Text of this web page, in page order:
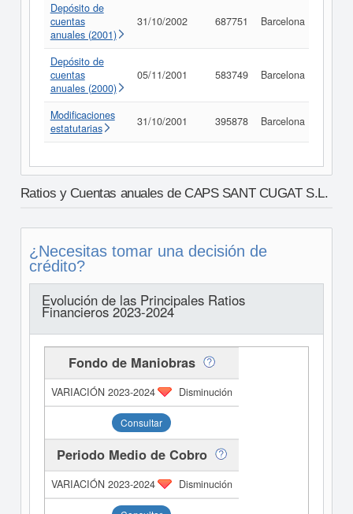
Depósito de
cuentas
anuales (2001)
31/10/2002 687751 Barcelona
Depósito de
cuentas
anuales (2000)
05/11/2001 583749 Barcelona
Modificaciones
estatutarias
31/10/2001 395878 Barcelona
Ratios y Cuentas anuales de CAPS SANT CUGAT S.L.
¿Necesitas tomar una decisión de
crédito?
Evolución de las Principales Ratios
Financieros 2023-2024
Fondo de Maniobras
Disminución
Consultar
Periodo Medio de Cobro
Disminución